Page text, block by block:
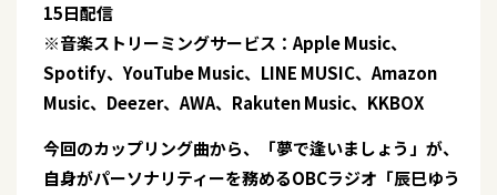
15日配信
※音楽ストリーミングサービス：Apple Music、
Spotify、YouTube Music、LINE MUSIC、Amazon
Music、Deezer、AWA、Rakuten Music、KKBOX
今回のカップリング曲から、「夢で逢いましょう」が、
自身がパーソナリティーを務めるOBCラジオ「辰巳ゆう